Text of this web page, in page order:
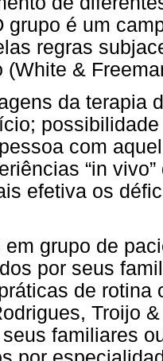
grupo é um
regras
(White &
da terapia
com
“in
efetiva os
grupo de
por seus
de rotina
Troijo
familiares